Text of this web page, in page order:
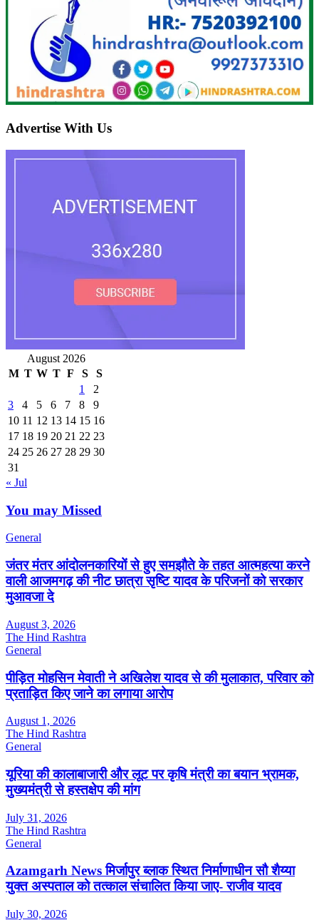
Advertise With Us
August 2026
M T W T F S
S
1
2
3
4 5 6 7 8
9
10 11 12 13 14 15 16
17 18 19 20 21 22 23
24 25 26 27 28 29 30
31
« Jul
You may Missed
General
जंतर मंतर आंदोलनकारियों से हुए समझौते के तहत आत्महत्या करने
वाली आजमगढ़ की नीट छात्रा सृष्टि यादव के परिजनों को सरकार
मुआवजा दे
August 3, 2026
The Hind Rashtra
General
पीड़ित मोहसिन मेवाती ने अखिलेश यादव से की मुलाकात, परिवार को
प्रताड़ित किए जाने का लगाया आरोप
August 1, 2026
The Hind Rashtra
General
यूरिया की कालाबाजारी और लूट पर कृषि मंत्री का बयान भ्रामक,
मुख्यमंत्री से हस्तक्षेप की मांग
July 31, 2026
The Hind Rashtra
General
Azamgarh News मिर्जापुर ब्लाक स्थित निर्माणाधीन सौ शैय्या
युक्त अस्पताल को तत्काल संचालित किया जाए- राजीव यादव
July 30, 2026